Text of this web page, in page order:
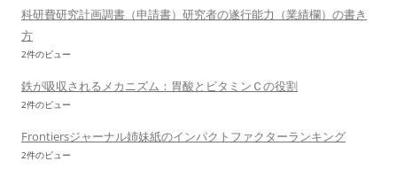
科研費研究計画調書（申請書）研究者の遂行能力（業績欄）の書き
方
2件のビュー
鉄が吸収されるメカニズム：胃酸とビタミンＣの役割
2件のビュー
Frontiersジャーナル姉妹紙のインパクトファクターランキング
2件のビュー